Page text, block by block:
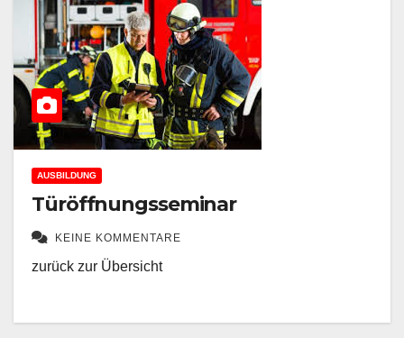
AUSBILDUNG
Türöffnungsseminar
zurück zur Übersicht